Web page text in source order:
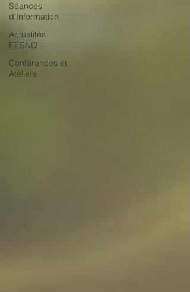
Séances
d'Information
Actualités
EESNQ
Conférences et
Ateliers